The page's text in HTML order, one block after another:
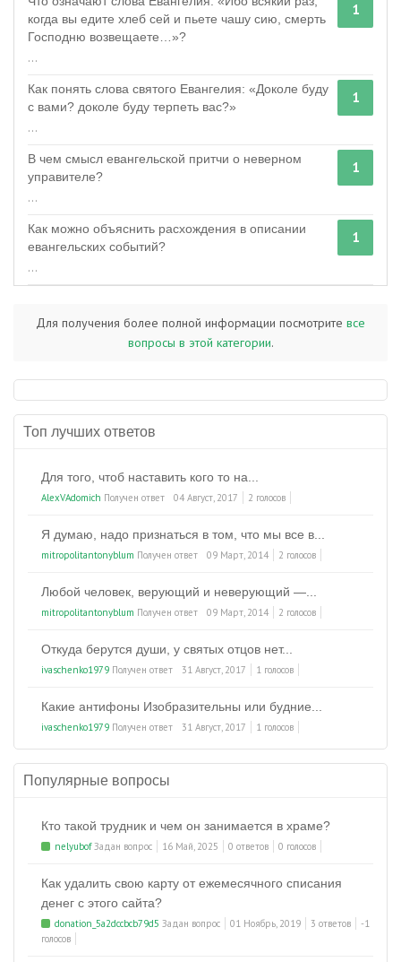
1
когда вы едите хлеб сей и пьете чашу сию, смерть
Господню возвещаете…»?
...
1
Как понять слова святого Евангелия: «Доколе буду
с вами? доколе буду терпеть вас?»
...
1
В чем смысл евангельской притчи о неверном
управителе?
...
1
Как можно объяснить расхождения в описании
евангельских событий?
...
Для получения более полной информации посмотрите все
вопросы в этой категории.
Топ лучших ответов
Для того, чтоб наставить кого то на...
AlexVAdomich Получен ответ 04 Август, 2017 2 голосов
Я думаю, надо признаться в том, что мы все в...
mitropolitantonyblum Получен ответ 09 Март, 2014 2 голосов
Любой человек, верующий и неверующий —...
mitropolitantonyblum Получен ответ 09 Март, 2014 2 голосов
Откуда берутся души, у святых отцов нет...
ivaschenko1979 Получен ответ 31 Август, 2017 1 голосов
Какие антифоны Изобразительны или будние...
ivaschenko1979 Получен ответ 31 Август, 2017 1 голосов
Популярные вопросы
Кто такой трудник и чем он занимается в храме?
nelyubofЗадан вопрос 16 Май, 2025 0 ответов 0 голосов
Как удалить свою карту от ежемесячного списания
денег с этого сайта?
donation_5a2dccbcb79d5 Задан вопрос 01 Ноябрь, 2019 3 ответов
-1
голосов